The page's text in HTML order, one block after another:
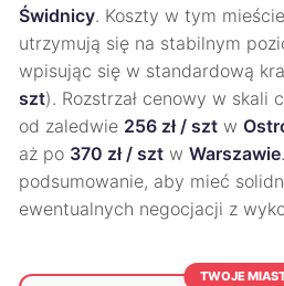
Świdnicy. Koszty w tym
utrzymują się na stabilnym
wpisując się w standardową
szt). Rozstrzał cenowy w skali
od zaledwie 256 zł / szt w
aż po 370 zł / szt w Warszawie
podsumowanie, aby mieć
ewentualnych negocjacji z
TWOJE